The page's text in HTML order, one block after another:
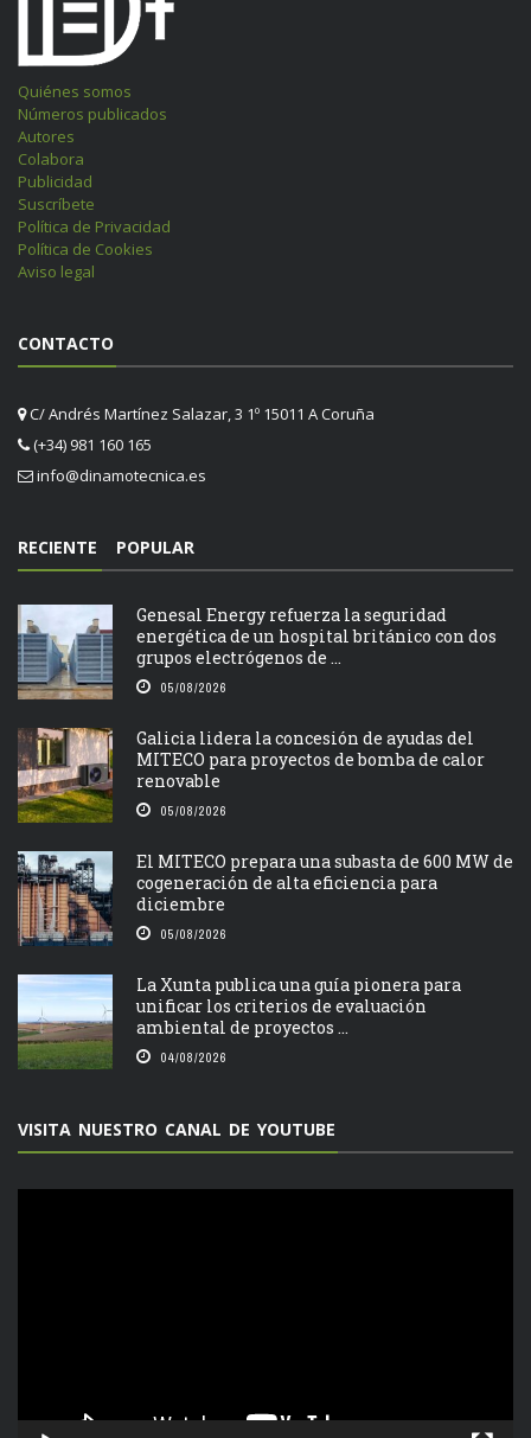
Quiénes somos
Números publicados
Autores
Colabora
Publicidad
Suscríbete
Política de Privacidad
Política de Cookies
Aviso legal
CONTACTO
C/ Andrés Martínez Salazar, 3 1º 15011 A Coruña
(+34) 981 160 165
info@dinamotecnica.es
RECIENTE POPULAR
Genesal Energy refuerza la seguridad
energética de un hospital británico con dos
grupos electrógenos de ...
05/08/2026
Galicia lidera la concesión de ayudas del
MITECO para proyectos de bomba de calor
renovable
05/08/2026
El MITECO prepara una subasta de 600 MW de
cogeneración de alta eficiencia para
diciembre
05/08/2026
La Xunta publica una guía pionera para
unificar los criterios de evaluación
ambiental de proyectos ...
04/08/2026
VISITA NUESTRO CANAL DE YOUTUBE